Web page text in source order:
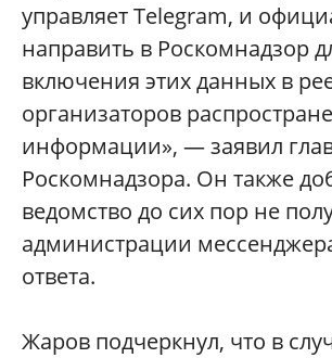
управляет Telegram, и
направить в Роскомнадзор
включения этих данных в
организаторов
информации», — заявил
Роскомнадзора. Он также
ведомство до сих пор не
администрации
ответа.
Жаров подчеркнул, что в